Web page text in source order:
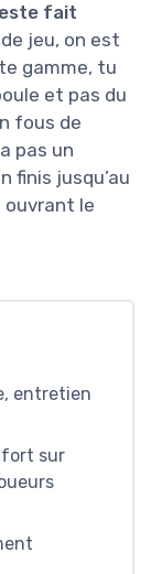
fait
jeu, on est
gamme, tu
et pas du
fous de
pas un
finis jusqu’au
ouvrant le
entretien
sur